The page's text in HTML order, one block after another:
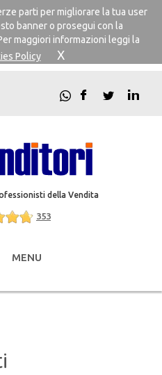
parti per migliorare la tua user
banner o prosegui con la
maggiori informazioni leggi la
Policy X
della Vendita
353
MENU